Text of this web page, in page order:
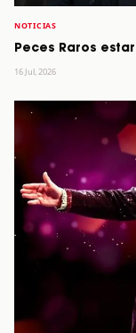
NOTICIAS
Peces Raros
16 Jul, 2026